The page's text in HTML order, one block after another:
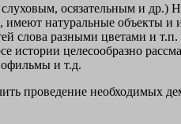
осязательным и др.)
, имеют натуральные объекты и
разными цветами и т.п.
целесообразно
и т.д.
проведение необходимых